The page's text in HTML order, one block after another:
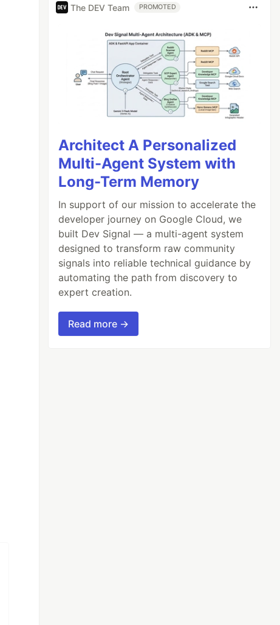
The DEV Team PROMOTED
Architect A Personalized
Multi-Agent System with
Long-Term Memory
In support of our mission to accelerate the
developer journey on Google Cloud, we
built Dev Signal — a multi-agent system
designed to transform raw community
signals into reliable technical guidance by
automating the path from discovery to
expert creation.
Read more →